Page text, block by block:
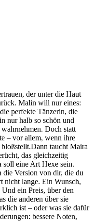
der unter die Haut
Malin will nur eines:
perfekte Tänzerin, die
nur halb so schön und
Doch statt
– vor allem, wenn ihre
taucht Maira
das gleichzeitig
eine Art Hexe sein.
die Version von dir, die du
nicht lange. Ein Wunsch,
ein Preis, über den
die anderen über sie
ist – oder was sie dafür
bessere Noten,